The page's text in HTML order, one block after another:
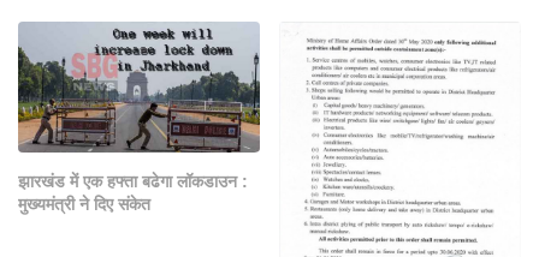
झारखंड में एक हफ्ता बढेगा लॉकडाउन :
मुख्यमंत्री ने दिए संकेत